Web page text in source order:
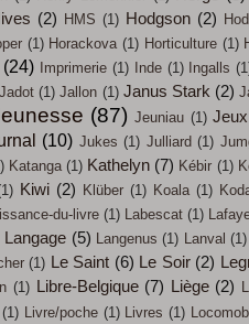
(2) HMS (1) Hodgson (2)
(1) Horackova (1) Horticulture (1)
(24) Imprimerie (1) Inde (1) Ingalls
Jadot (1) Jallon (1) Janus Stark (2)
(87) Jeuniau (1) Jeux
(10) Jukes (1) Julliard (1)
Katanga (1) Kathelyn (7) Kébir (1)
Kiwi (2) Klüber (1) Koala (1)
du-livre (1) Labescat (1)
Langage (5) Langenus (1) Lanval (1)
(1) Le Saint (6) Le Soir (2)
(1) Libre-Belgique (7) Liège (2)
(1) Livre/poche (1) Livres (1)